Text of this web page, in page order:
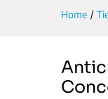
Home /